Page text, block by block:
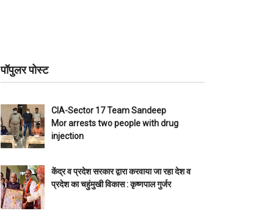
पॉपुलर पोस्ट
CIA-Sector 17 Team Sandeep
Mor arrests two people with drug
injection
केंद्र व प्रदेश सरकार द्वारा करवाया जा रहा देश व
प्रदेश का चहुंमुखी विकास : कृष्णपाल गुर्जर